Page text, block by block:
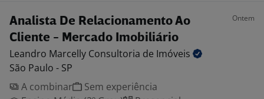
Analista De Relacionamento Ao
Cliente - Mercado Imobiliário
Ontem
Leandro Marcelly Consultoria de Imóveis
São Paulo - SP
A combinar
Sem experiência